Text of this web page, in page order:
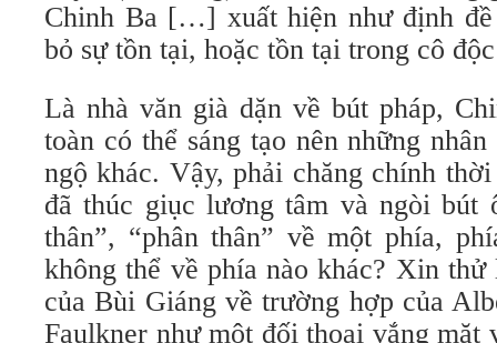
Chinh Ba […] xuất hiện như định
bỏ sự tồn tại, hoặc tồn tại trong cô
Là nhà văn già dặn về bút pháp,
toàn có thể sáng tạo nên những
ngộ khác. Vậy, phải chăng chính
đã thúc giục lương tâm và ngòi bút
thân”, “phân thân” về một phía,
không thể về phía nào khác? Xin
của Bùi Giáng về trường hợp của
Faulkner như một đối thoại vắng